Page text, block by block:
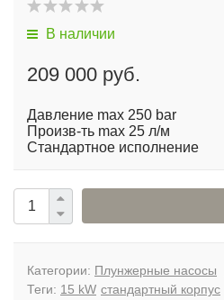
В наличии
209 000 руб.
Давление max 250 bar
Произв-ть max 25 л/м
Стандартное исполнение
Категории: Плунжерные насосы
Теги: 15 kW стандартный корпус